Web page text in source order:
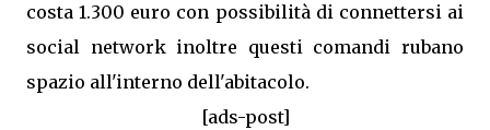
costa 1.300 euro con possibilità di connettersi ai
social network inoltre questi comandi rubano
spazio all'interno dell'abitacolo.
[ads-post]